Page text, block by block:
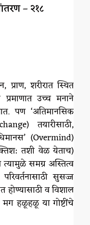
– २१८
शरीरात स्थित
उच्च मनाने
पण ‘अतिमानसिक
तयारीसाठी,
(Overmind)
तशी वेळ येताच)
समग्र अस्तित्व
सुसज्ज
व विशाल
मग हळूहळू या गोष्टींचे